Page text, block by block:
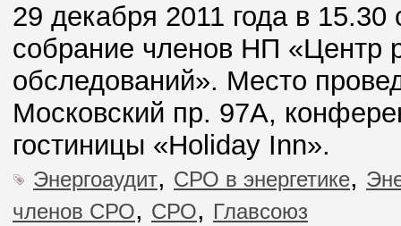
29 декабря 2011 года в
собрание членов НП «Центр
обследований». Место
Московский пр. 97А,
гостиницы «Holiday Inn».
Энергоаудит, СРО в энергетике,
членов СРО, СРО, Главсоюз